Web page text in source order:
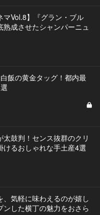
マVol.8】『グラン・ブル
熟成させたシャンパーニュ
飯の黄金タッグ！都内最
太鼓判！センス抜群のクリ
けるおしゃれな手土産4選
、気軽に味わえるのが嬉し
ンした横丁の魅力をおさら